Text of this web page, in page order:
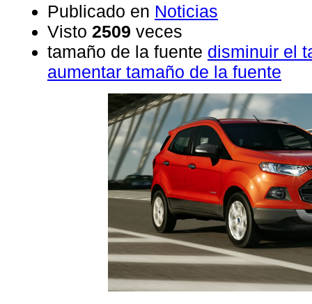
Publicado en Noticias
Visto 2509 veces
tamaño de la fuente disminuir el
aumentar tamaño de la fuente